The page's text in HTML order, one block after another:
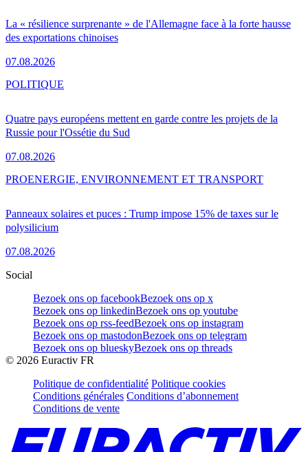
La « résilience surprenante » de l'Allemagne face à la forte hausse
des exportations chinoises
07.08.2026
Quatre pays européens mettent en garde contre les projets de la
Russie pour l'Ossétie du Sud
07.08.2026
POLITIQUE
Panneaux solaires et puces : Trump impose 15% de taxes sur le
polysilicium
07.08.2026
PROENERGIE, ENVIRONNEMENT ET TRANSPORT
Social
Bezoek ons op facebookBezoek ons op x
Bezoek ons op linkedinBezoek ons op youtube
Bezoek ons op rss-feedBezoek ons op instagram
Bezoek ons op mastodonBezoek ons op telegram
Bezoek ons op blueskyBezoek ons op threads
© 2026 Euractiv FR
Politique de confidentialité Politique cookies
Conditions générales Conditions d’abonnement
Conditions de vente